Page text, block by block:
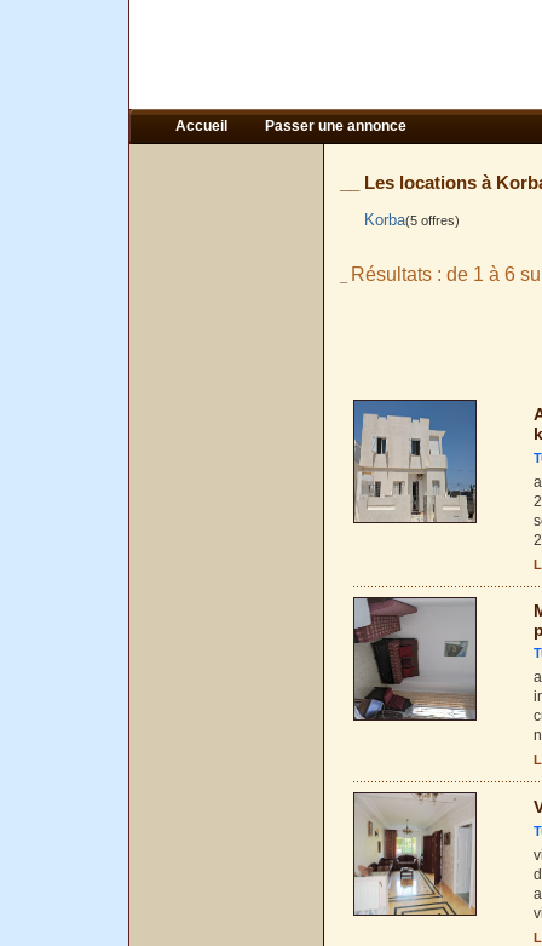
Accueil Passer une annonce
__ Les locations à
Korba(5 offres)
Résultats : de 1 à 6